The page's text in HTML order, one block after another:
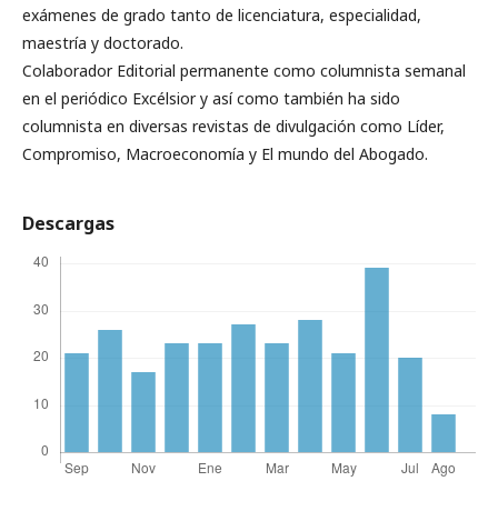
exámenes de grado tanto de licenciatura, especialidad,
maestría y doctorado.
Colaborador Editorial permanente como columnista semanal
en el periódico Excélsior y así como también ha sido
columnista en diversas revistas de divulgación como Líder,
Compromiso, Macroeconomía y El mundo del Abogado.
Descargas